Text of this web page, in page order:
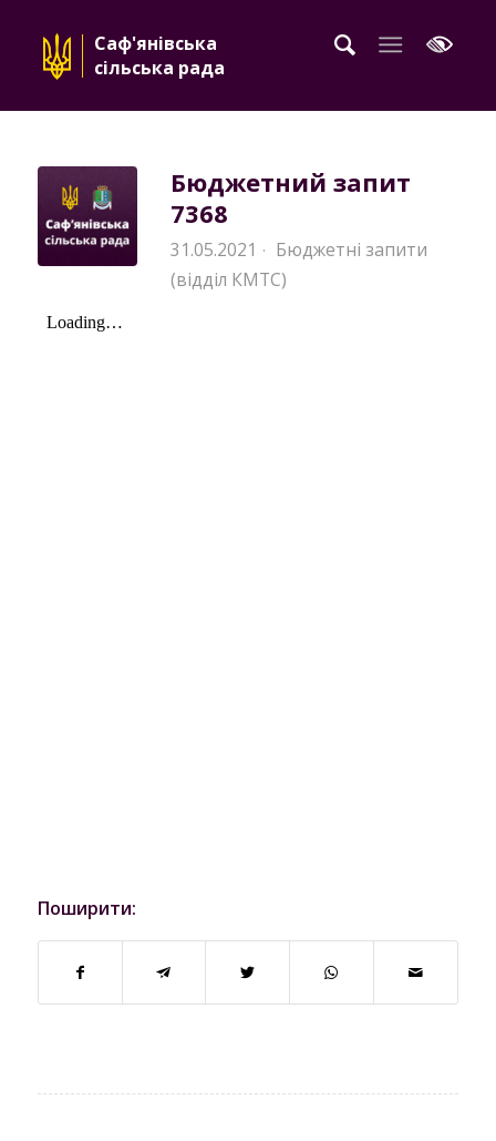
Саф'янівська
сільська рада
Бюджетний запит
7368
31.05.2021 · Бюджетні запити
(відділ КМТС)
Поширити: